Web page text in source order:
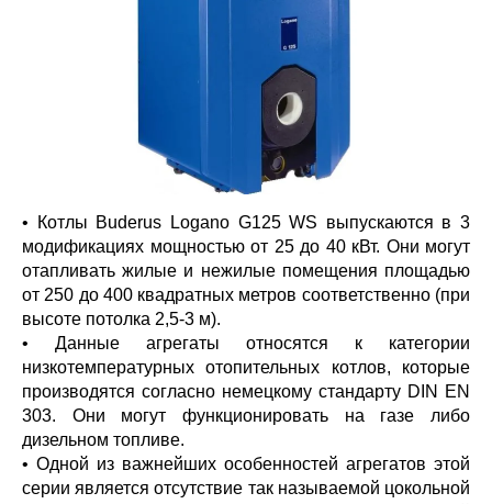
• Котлы Buderus Logano G125 WS выпускаются в 3
модификациях мощностью от 25 до 40 кВт. Они могут
отапливать жилые и нежилые помещения площадью
от 250 до 400 квадратных метров соответственно (при
высоте потолка 2,5-3 м).
• Данные агрегаты относятся к категории
низкотемпературных отопительных котлов, которые
производятся согласно немецкому стандарту DIN EN
303. Они могут функционировать на газе либо
дизельном топливе.
• Одной из важнейших особенностей агрегатов этой
серии является отсутствие так называемой цокольной